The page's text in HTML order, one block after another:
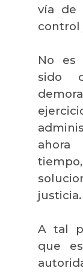
vía de
control
No es
sido
justicia.
A tal
que